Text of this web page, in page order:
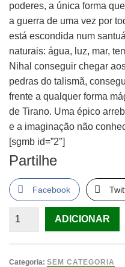
poderes, a única forma
a guerra de uma vez por
está escondida num
naturais: água, luz, mar,
Nihal conseguir chegar
pedras do talismã,
frente a qualquer forma
de Tirano. Uma épico
e a imaginação não
[sgmb id=”2″]
Partilhe
Facebook
Quantidade
Crónicas
ADICIONAR
Categoria: SEM CATEGORIA